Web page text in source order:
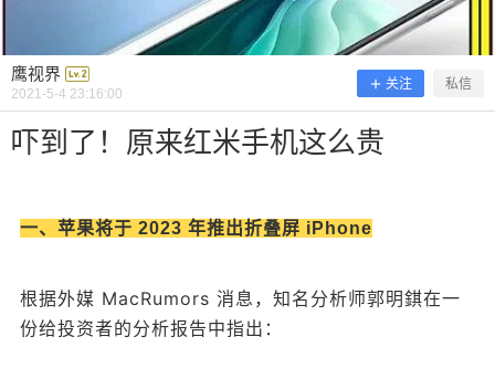
鹰视界
2021-5-4 23:16:00
关注 私信
吓到了！原来红米手机这么贵
一、苹果将于 2023 年推出折叠屏 iPhone
根据外媒 MacRumors 消息，知名分析师郭明錤在一
份给投资者的分析报告中指出：
吓到了！原来红米手机这么贵
一、苹果将于 2023 年推出折叠屏 iPhone 根据外媒
MacRumors 消息，知名分析师郭明錤在一份给投资